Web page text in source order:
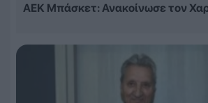
ΑΕΚ Μπάσκετ: Ανακοίνωσε τον